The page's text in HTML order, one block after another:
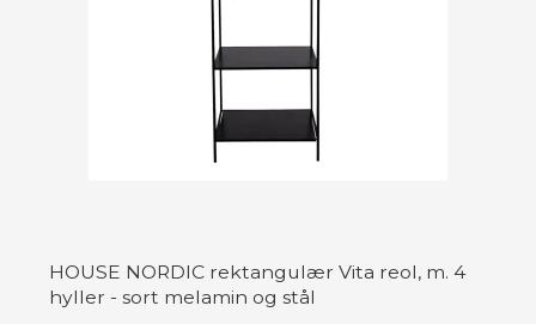
HOUSE NORDIC rektangulær Vita reol, m. 4
hyller - sort melamin og stål